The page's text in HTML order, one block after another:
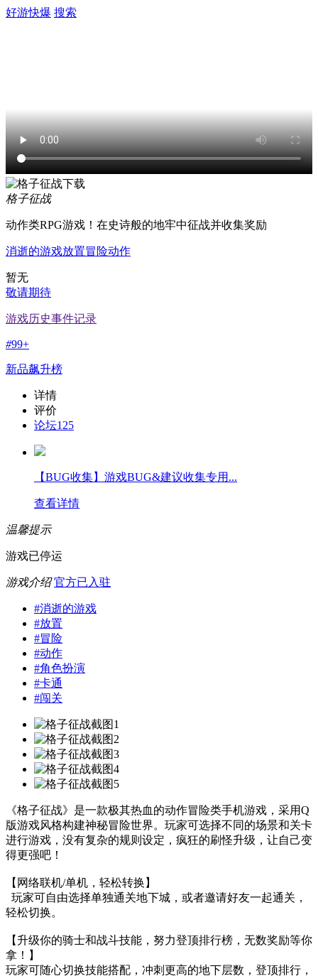
好游快爆 搜索
格子征战
动作类RPG游戏！在史诗般的地牢中征战并收集奖励
消逝的游戏放置冒险动作
暂无
敬请期待
游戏历史事件记录
#99+
新品飙升榜
详情
评价
论坛125
【BUG收集】游戏BUG&建议收集专用...
查看详情
温馨提示
游戏已停运
游戏介绍 官方已入驻
#消逝的游戏
#放置
#冒险
#动作
#角色扮演
#卡通
#闯关
《格子征战》是一款极其热血的动作冒险类手机游戏，采用Q
版游戏风格构建神秘冒险世界。玩家可选择不同的场景和关卡
进行游戏，没有复杂的规则设定，疯狂的刷怪升级，让自己变
得更强吧！
【网络联机/单机，轻松转换】
玩家可自由选择单独通关地下城，或者邀请好友一起通关，
轻松切换。
【升级你的骑士和战斗技能，努力登顶排行榜，无数奖励等你
拿！】
玩家可随心切换技能搭配，冲刺更高的地下层数，登顶排行，